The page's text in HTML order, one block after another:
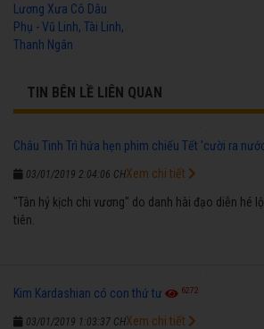
Lương Xưa Cô Dâu
Phụ - Vũ Linh, Tài Linh,
Thanh Ngân
TIN BÊN LỀ LIÊN QUAN
Châu Tinh Trì hứa hẹn phim chiếu Tết 'cười ra
03/01/2019 2:04:06 CH
"Tân hỷ kịch chi vương" do danh hài đạo diễn hé
tiên.
Xem chi tiết
Kim Kardashian có con thứ tư 6272
03/01/2019 1:03:37 CHXem chi tiết